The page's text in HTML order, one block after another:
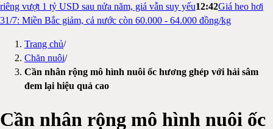
riêng vượt 1 tỷ USD sau nửa năm, giá vẫn suy yếu12:42Giá heo hơi
31/7: Miền Bắc giảm, cả nước còn 60.000 - 64.000 đồng/kg
Trang chủ/
Chăn nuôi/
Cần nhân rộng mô hình nuôi ốc hương ghép với hải sâm
đem lại hiệu quả cao
Cần nhân rộng mô hình nuôi ốc